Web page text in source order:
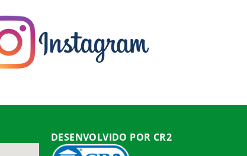
DESENVOLVIDO POR CR2